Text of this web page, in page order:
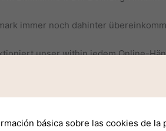
immer noch dahinter
unser within jedem Online-
Tempus, deine
etwas seit dieser zeit unter
engine Play Store einkaufen,
Selektion ist und bleibt,
básica sobre las cookies de